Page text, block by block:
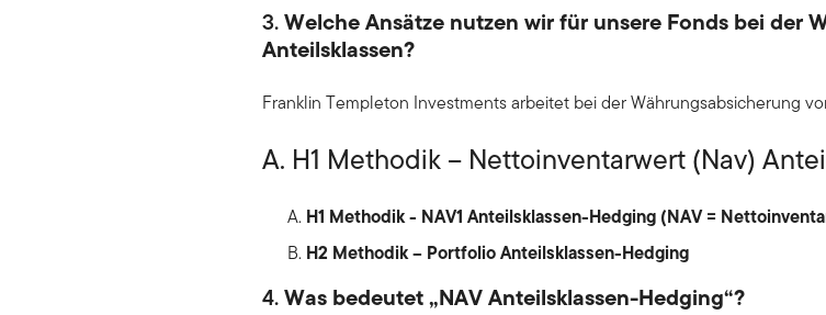
3.Welche Ansätze nutzen wir für unsere Fonds bei der
Anteilsklassen?
Franklin Templeton Investments arbeitet bei der Währungsabsicherung
A. H1 Methodik – Nettoinventarwert (Nav)
H1 Methodik - NAV1 Anteilsklassen-Hedging (NAV =
H2 Methodik – Portfolio Anteilsklassen-Hedging
4.Was bedeutet „NAV Anteilsklassen-Hedging“?